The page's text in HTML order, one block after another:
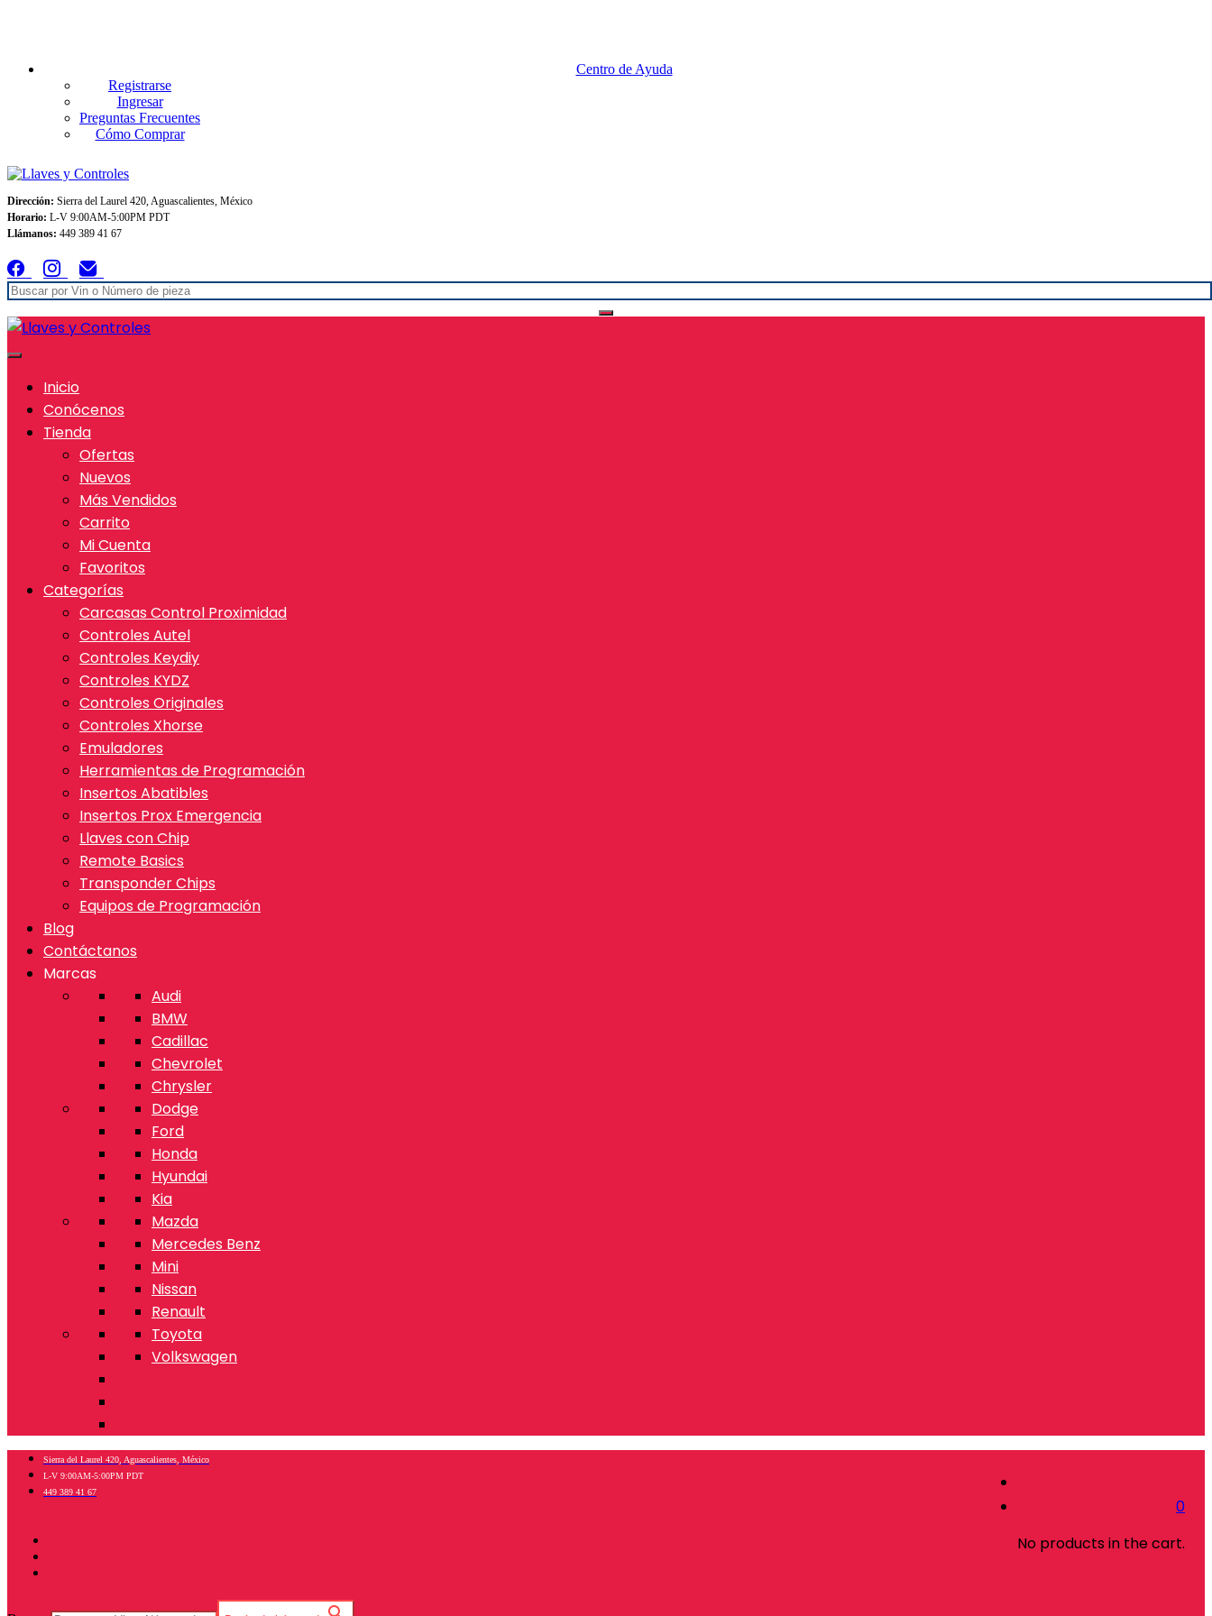
Centro de Ayuda
Registrarse
Ingresar
Preguntas Frecuentes
Cómo Comprar
Dirección: Sierra del Laurel 420, Aguascalientes, México
Horario: L-V 9:00AM-5:00PM PDT
Llámanos: 449 389 41 67
Inicio
Conócenos
Tienda
Ofertas
Nuevos
Más Vendidos
Carrito
Mi Cuenta
Favoritos
Categorías
Carcasas Control Proximidad
Controles Autel
Controles Keydiy
Controles KYDZ
Controles Originales
Controles Xhorse
Emuladores
Herramientas de Programación
Insertos Abatibles
Insertos Prox Emergencia
Llaves con Chip
Remote Basics
Transponder Chips
Equipos de Programación
Blog
Contáctanos
Marcas
Audi
BMW
Cadillac
Chevrolet
Chrysler
Dodge
Ford
Honda
Hyundai
Kia
Mazda
Mercedes Benz
Mini
Nissan
Renault
Toyota
Volkswagen
0
No products in the cart.
Sierra del Laurel 420, Aguascalientes, México
L-V 9:00AM-5:00PM PDT
449 389 41 67